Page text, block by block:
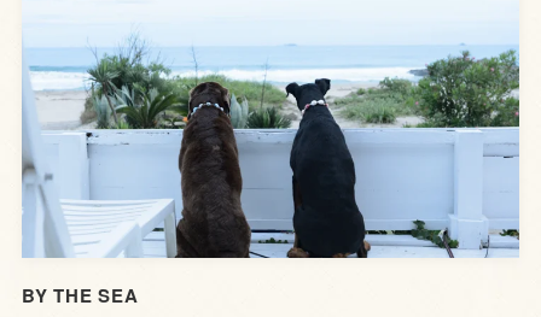
BY THE SEA